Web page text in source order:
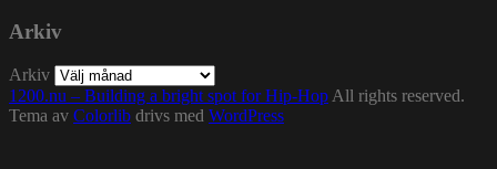
Arkiv
Arkiv
1200.nu – Building a bright spot for Hip-Hop All rights reserved.
Tema av Colorlib drivs med WordPress